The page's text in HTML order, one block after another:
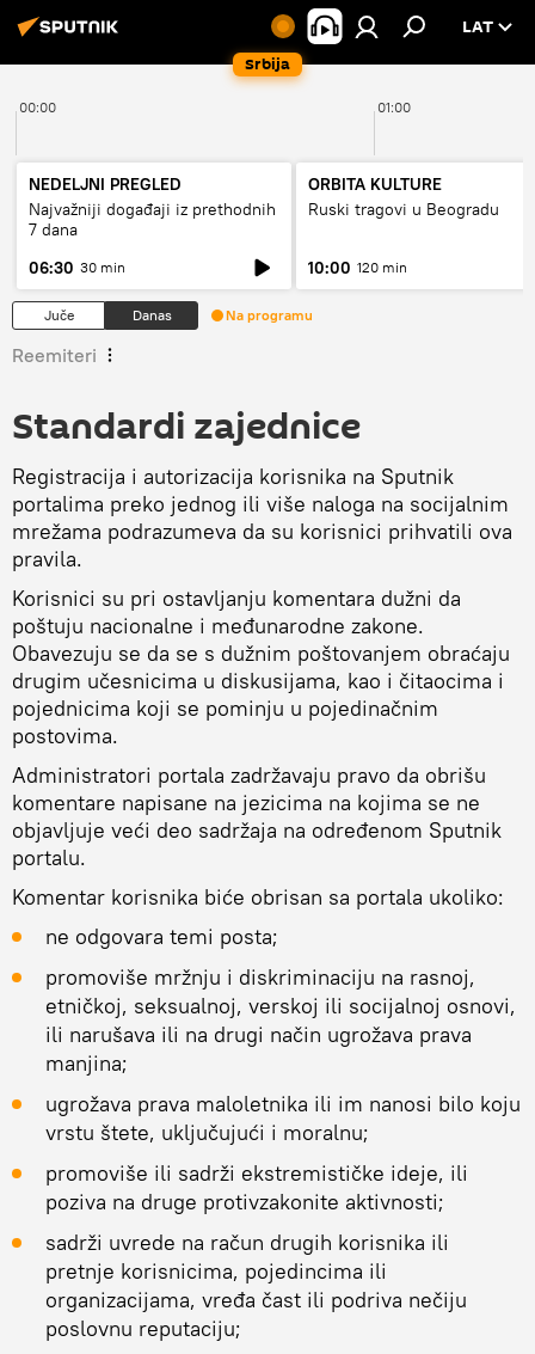
Srbija
LAT
00:00 01:00
NEDELJNI PREGLED
Najvažniji događaji iz prethodnih
7 dana
06:30 30 min
ORBITA KULTURE
Ruski tragovi u Beogradu
10:00 120 min
Juče Danas Na programu
Reemiteri
Standardi zajednice
Registracija i autorizacija korisnika na Sputnik
portalima preko jednog ili više naloga na socijalnim
mrežama podrazumeva da su korisnici prihvatili ova
pravila.
Korisnici su pri ostavljanju komentara dužni da
poštuju nacionalne i međunarodne zakone.
Obavezuju se da se s dužnim poštovanjem obraćaju
drugim učesnicima u diskusijama, kao i čitaocima i
pojednicima koji se pominju u pojedinačnim
postovima.
Administratori portala zadržavaju pravo da obrišu
komentare napisane na jezicima na kojima se ne
objavljuje veći deo sadržaja na određenom Sputnik
portalu.
Komentar korisnika biće obrisan sa portala ukoliko:
ne odgovara temi posta;
promoviše mržnju i diskriminaciju na rasnoj,
etničkoj, seksualnoj, verskoj ili socijalnoj osnovi,
ili narušava ili na drugi način ugrožava prava
manjina;
ugrožava prava maloletnika ili im nanosi bilo koju
vrstu štete, uključujući i moralnu;
promoviše ili sadrži ekstremističke ideje, ili
poziva na druge protivzakonite aktivnosti;
sadrži uvrede na račun drugih korisnika ili
pretnje korisnicima, pojedincima ili
organizacijama, vređa čast ili podriva nečiju
poslovnu reputaciju;